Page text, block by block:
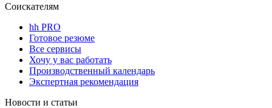
Соискателям
hh PRO
Готовое резюме
Все сервисы
Хочу у вас работать
Производственный календарь
Экспертная рекомендация
Новости и статьи